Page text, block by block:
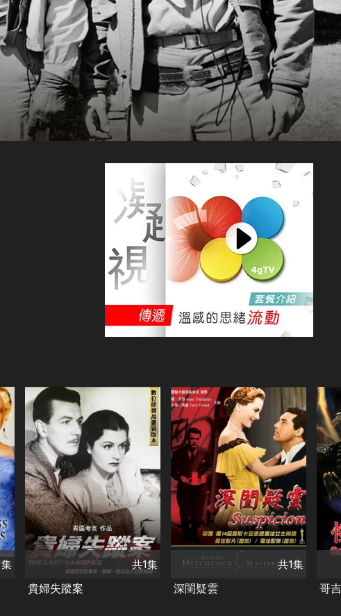
共1集
演員
瑪格麗特·洛克伍德
麥可·蕾格烈芙
類別
劇情 愛情 希區考克
共1集
貴婦失蹤案
共1集
演員
瓊·芳登 卡萊葛倫
類別
劇情
愛情
希區考克
驚悚懸疑共1集
深閨疑雲
類
怪
哥